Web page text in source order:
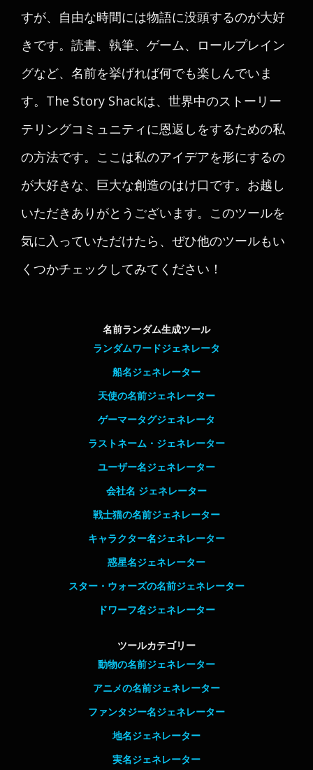
すが、自由な時間には物語に没頭するのが大好
きです。読書、執筆、ゲーム、ロールプレイン
グなど、名前を挙げれば何でも楽しんでいま
す。The Story Shackは、世界中のストーリー
テリングコミュニティに恩返しをするための私
の方法です。ここは私のアイデアを形にするの
が大好きな、巨大な創造のはけ口です。お越し
いただきありがとうございます。このツールを
気に入っていただけたら、ぜひ他のツールもい
くつかチェックしてみてください！
名前ランダム生成ツール
ランダムワードジェネレータ
船名ジェネレーター
天使の名前ジェネレーター
ゲーマータグジェネレータ
ラストネーム・ジェネレーター
ユーザー名ジェネレーター
会社名 ジェネレーター
戦士猫の名前ジェネレーター
キャラクター名ジェネレーター
惑星名ジェネレーター
スター・ウォーズの名前ジェネレーター
ドワーフ名ジェネレーター
ツールカテゴリー
動物の名前ジェネレーター
アニメの名前ジェネレーター
ファンタジー名ジェネレーター
地名ジェネレーター
実名ジェネレーター